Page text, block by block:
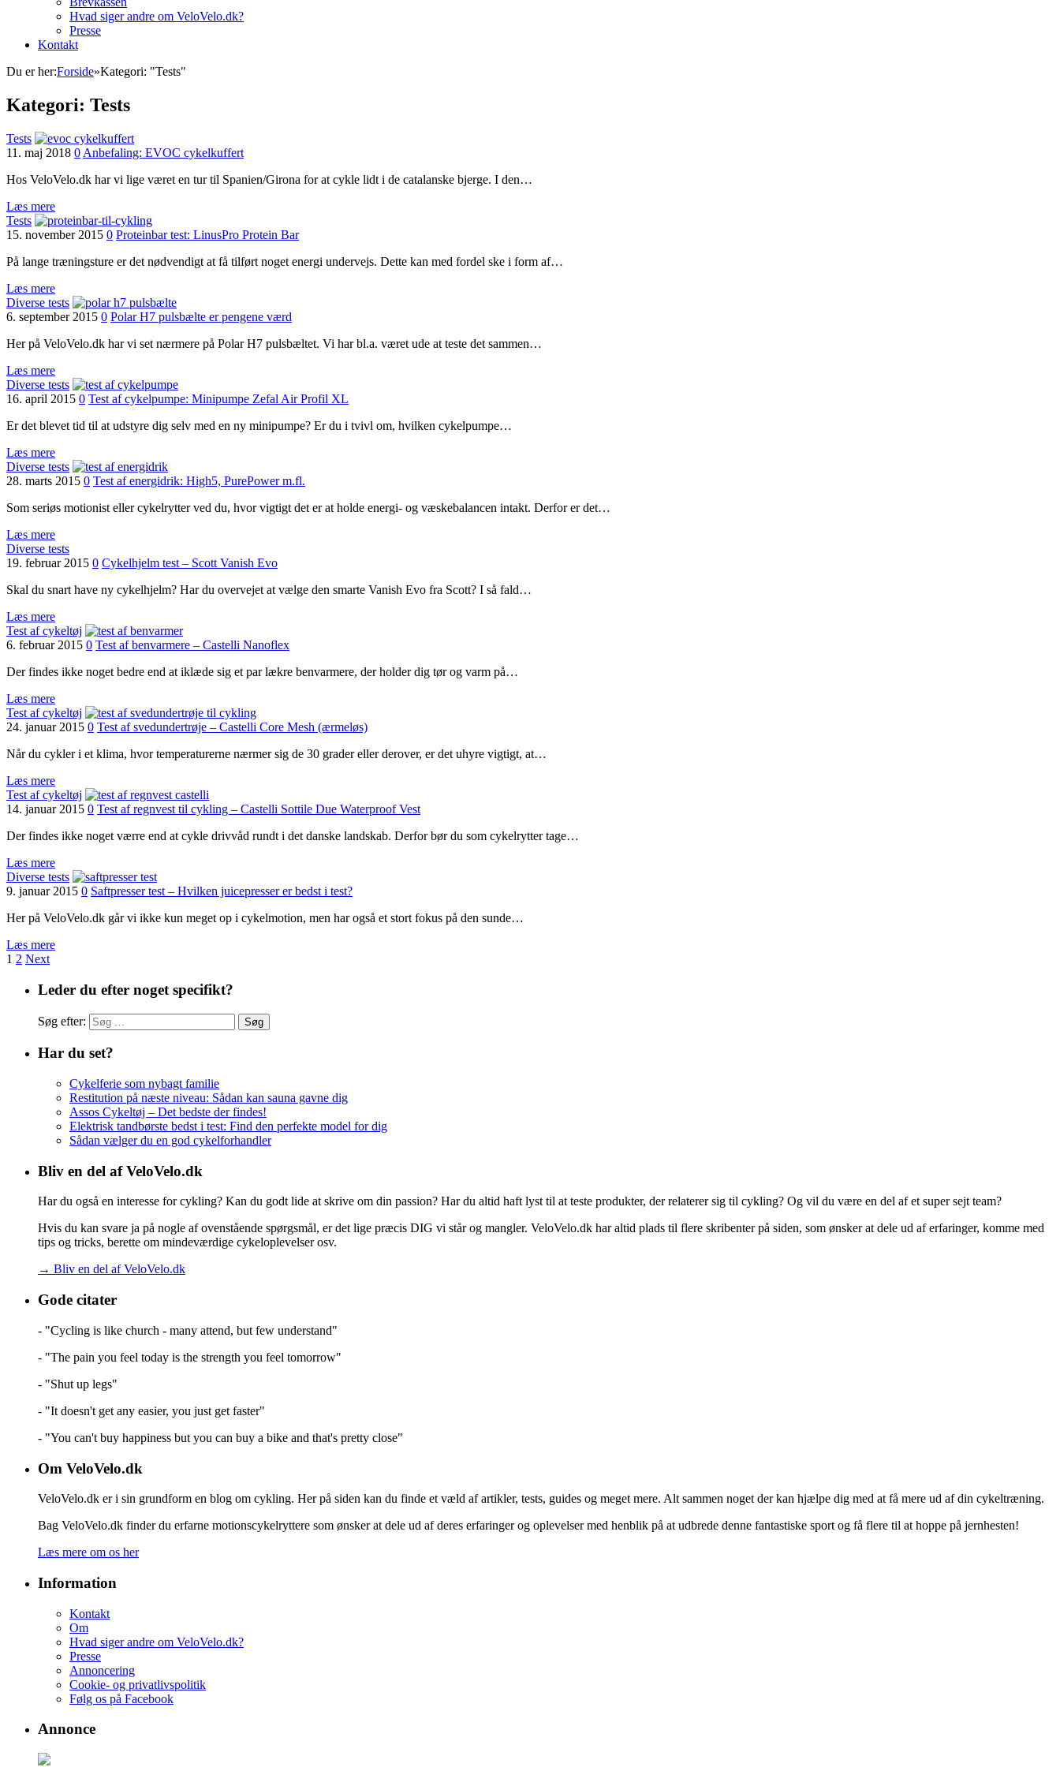
Hvad siger andre om VeloVelo.dk?
Presse
Kontakt
Du er her:Forside»Kategori: "Tests"
Kategori: Tests
Tests
11. maj 2018 0 Anbefaling: EVOC cykelkuffert
Hos VeloVelo.dk har vi lige været en tur til Spanien/Girona for at cykle lidt i de catalanske bjerge. I den…
Læs mere
Tests
15. november 2015 0 Proteinbar test: LinusPro Protein Bar
På lange træningsture er det nødvendigt at få tilført noget energi undervejs. Dette kan med fordel ske i form af…
Læs mere
Diverse tests
6. september 2015 0 Polar H7 pulsbælte er pengene værd
Her på VeloVelo.dk har vi set nærmere på Polar H7 pulsbæltet. Vi har bl.a. været ude at teste det sammen…
Læs mere
Diverse tests
16. april 2015 0 Test af cykelpumpe: Minipumpe Zefal Air Profil XL
Er det blevet tid til at udstyre dig selv med en ny minipumpe? Er du i tvivl om, hvilken cykelpumpe…
Læs mere
Diverse tests
28. marts 2015 0 Test af energidrik: High5, PurePower m.fl.
Som seriøs motionist eller cykelrytter ved du, hvor vigtigt det er at holde energi- og væskebalancen intakt. Derfor er det…
Læs mere
Diverse tests
19. februar 2015 0 Cykelhjelm test – Scott Vanish Evo
Skal du snart have ny cykelhjelm? Har du overvejet at vælge den smarte Vanish Evo fra Scott? I så fald…
Læs mere
Test af cykeltøj
6. februar 2015 0 Test af benvarmere – Castelli Nanoflex
Der findes ikke noget bedre end at iklæde sig et par lækre benvarmere, der holder dig tør og varm på…
Læs mere
Test af cykeltøj
24. januar 2015 0 Test af svedundertrøje – Castelli Core Mesh (ærmeløs)
Når du cykler i et klima, hvor temperaturerne nærmer sig de 30 grader eller derover, er det uhyre vigtigt, at…
Læs mere
Test af cykeltøj
14. januar 2015 0 Test af regnvest til cykling – Castelli Sottile Due Waterproof Vest
Der findes ikke noget værre end at cykle drivvåd rundt i det danske landskab. Derfor bør du som cykelrytter tage…
Læs mere
Diverse tests
9. januar 2015 0 Saftpresser test – Hvilken juicepresser er bedst i test?
Her på VeloVelo.dk går vi ikke kun meget op i cykelmotion, men har også et stort fokus på den sunde…
Læs mere
1 2 Next
Leder du efter noget specifikt?
Søg efter:
Har du set?
Cykelferie som nybagt familie
Restitution på næste niveau: Sådan kan sauna gavne dig
Assos Cykeltøj – Det bedste der findes!
Elektrisk tandbørste bedst i test: Find den perfekte model for dig
Sådan vælger du en god cykelforhandler
Bliv en del af VeloVelo.dk
Har du også en interesse for cykling? Kan du godt lide at skrive om din passion? Har du altid haft lyst til at teste produkter, der relaterer sig til cykling? Og vil du være en del af et super sejt team?
Hvis du kan svare ja på nogle af ovenstående spørgsmål, er det lige præcis DIG vi står og mangler. VeloVelo.dk har altid plads til flere skribenter på siden, som ønsker at dele ud af erfaringer, komme med
tips og tricks, berette om mindeværdige cykeloplevelser osv.
→ Bliv en del af VeloVelo.dk
Gode citater
- "Cycling is like church - many attend, but few understand"
- "The pain you feel today is the strength you feel tomorrow"
- "Shut up legs"
- "It doesn't get any easier, you just get faster"
- "You can't buy happiness but you can buy a bike and that's pretty close"
Om VeloVelo.dk
VeloVelo.dk er i sin grundform en blog om cykling. Her på siden kan du finde et væld af artikler, tests, guides og meget mere. Alt sammen noget der kan hjælpe dig med at få mere ud af din cykeltræning.
Bag VeloVelo.dk finder du erfarne motionscykelryttere som ønsker at dele ud af deres erfaringer og oplevelser med henblik på at udbrede denne fantastiske sport og få flere til at hoppe på jernhesten!
Læs mere om os her
Information
Kontakt
Om
Hvad siger andre om VeloVelo.dk?
Presse
Annoncering
Cookie- og privatlivspolitik
Følg os på Facebook
Annonce